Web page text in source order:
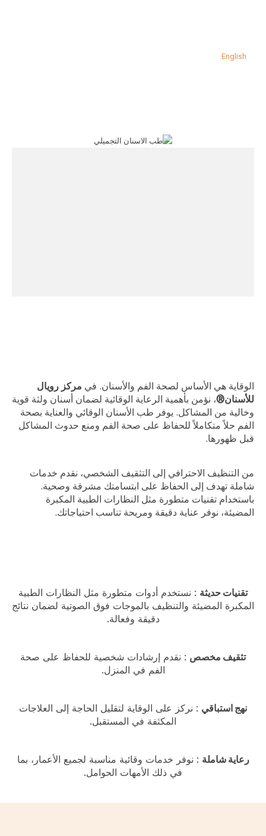
English
الوقاية هي الأساس لصحة الفم والأسنان. في مركز رويال
للأسنان®، نؤمن بأهمية الرعاية الوقائية لضمان أسنان ولثة قوية
وخالية من المشاكل. يوفر طب الأسنان الوقائي والعناية بصحة
الفم حلاً متكاملاً للحفاظ على صحة الفم ومنع حدوث المشاكل
قبل ظهورها.
من التنظيف الاحترافي إلى التثقيف الشخصي، نقدم خدمات
شاملة تهدف إلى الحفاظ على ابتسامتك مشرقة وصحية.
باستخدام تقنيات متطورة مثل النظارات الطبية المكبرة
المضيئة، نوفر عناية دقيقة ومريحة تناسب احتياجاتك.
تقنيات حديثة : نستخدم أدوات متطورة مثل النظارات الطبية
المكبرة المضيئة والتنظيف بالموجات فوق الصوتية لضمان نتائج
دقيقة وفعالة.
تثقيف مخصص : نقدم إرشادات شخصية للحفاظ على صحة
الفم في المنزل.
نهج استباقي : نركز على الوقاية لتقليل الحاجة إلى العلاجات
المكثفة في المستقبل.
رعاية شاملة : نوفر خدمات وقائية مناسبة لجميع الأعمار، بما
في ذلك الأمهات الحوامل.